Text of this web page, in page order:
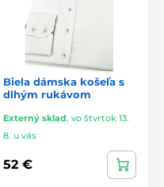
Biela dámska košeľa s
dlhým rukávom
Externý sklad, vo štvrtok 13.
8. u vás
52 €